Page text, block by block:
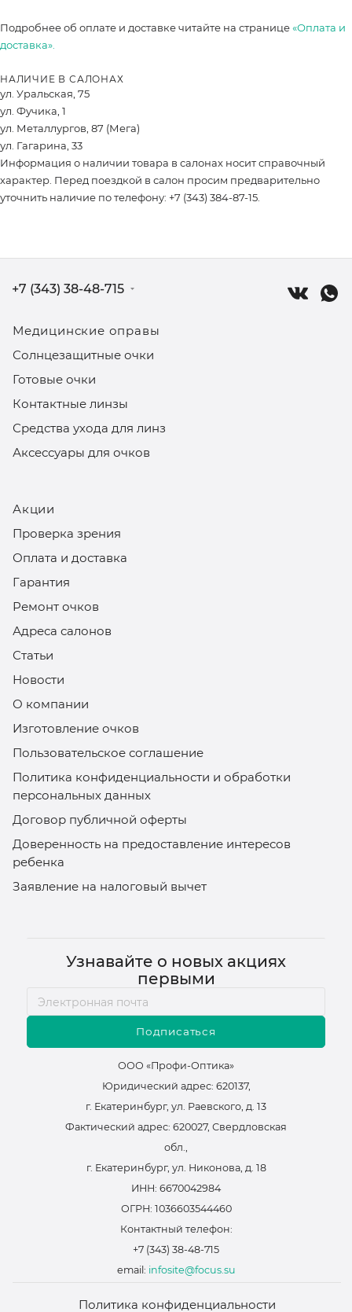
Подробнее об оплате и доставке читайте на странице«Оплата и
доставка».
НАЛИЧИЕ В САЛОНАХ
ул. Уральская, 75
ул. Фучика, 1
ул. Металлургов, 87 (Мега)
ул. Гагарина, 33
Информация о наличии товара в салонах носит справочный
характер. Перед поездкой в салон просим предварительно
уточнить наличие по телефону: +7 (343) 384-87-15.
Медицинские оправы
Солнцезащитные очки
Готовые очки
Контактные линзы
Средства ухода для линз
Аксессуары для очков
Акции
Проверка зрения
Оплата и доставка
Гарантия
Ремонт очков
Адреса салонов
Статьи
Новости
О компании
Изготовление очков
Пользовательское соглашение
Политика конфиденциальности и обработки
персональных данных
Договор публичной оферты
Доверенность на предоставление интересов
ребенка
Заявление на налоговый вычет
Узнавайте о новых акциях
первыми
Подписаться
+7 (343) 38-48-715
ООО «Профи-Оптика»
Юридический адрес: 620137,
г. Екатеринбург, ул. Раевского, д. 13
Фактический адрес: 620027, Свердловская
обл.,
г. Екатеринбург, ул. Никонова, д. 18
ИНН: 6670042984
ОГРН: 1036603544460
Контактный телефон:
+7 (343) 38-48-715
email: infosite@focus.su
Политика конфиденциальности